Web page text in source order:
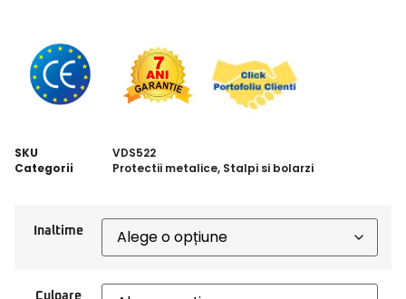
SKU
VDS522
Categorii
Protectii metalice, Stalpi si bolarzi
Inaltime